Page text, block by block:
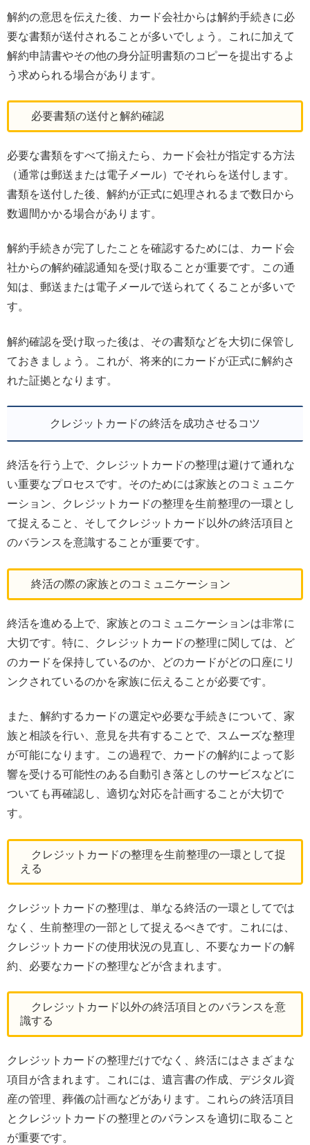
解約の意思を伝えた後、カード会社からは解約手続きに必
要な書類が送付されることが多いでしょう。これに加えて
解約申請書やその他の身分証明書類のコピーを提出するよ
う求められる場合があります。
必要書類の送付と解約確認
必要な書類をすべて揃えたら、カード会社が指定する方法
（通常は郵送または電子メール）でそれらを送付します。
書類を送付した後、解約が正式に処理されるまで数日から
数週間かかる場合があります。
解約手続きが完了したことを確認するためには、カード会
社からの解約確認通知を受け取ることが重要です。この通
知は、郵送または電子メールで送られてくることが多いで
す。
解約確認を受け取った後は、その書類などを大切に保管し
ておきましょう。これが、将来的にカードが正式に解約さ
れた証拠となります。
クレジットカードの終活を成功させるコツ
終活を行う上で、クレジットカードの整理は避けて通れな
い重要なプロセスです。そのためには家族とのコミュニケ
ーション、クレジットカードの整理を生前整理の一環とし
て捉えること、そしてクレジットカード以外の終活項目と
のバランスを意識することが重要です。
終活の際の家族とのコミュニケーション
終活を進める上で、家族とのコミュニケーションは非常に
大切です。特に、クレジットカードの整理に関しては、ど
のカードを保持しているのか、どのカードがどの口座にリ
ンクされているのかを家族に伝えることが必要です。
また、解約するカードの選定や必要な手続きについて、家
族と相談を行い、意見を共有することで、スムーズな整理
が可能になります。この過程で、カードの解約によって影
響を受ける可能性のある自動引き落としのサービスなどに
ついても再確認し、適切な対応を計画することが大切で
す。
クレジットカードの整理を生前整理の一環として捉
える
クレジットカードの整理は、単なる終活の一環としてでは
なく、生前整理の一部として捉えるべきです。これには、
クレジットカードの使用状況の見直し、不要なカードの解
約、必要なカードの整理などが含まれます。
クレジットカード以外の終活項目とのバランスを意
識する
クレジットカードの整理だけでなく、終活にはさまざまな
項目が含まれます。これには、遺言書の作成、デジタル資
産の管理、葬儀の計画などがあります。これらの終活項目
とクレジットカードの整理とのバランスを適切に取ること
が重要です。